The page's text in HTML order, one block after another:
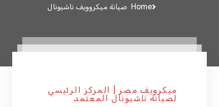
Home صيانة ميكروويف ناشيونال
ميكرويف مصر | المركز الرئيسي
لصيانة ناشيونال المعتمد